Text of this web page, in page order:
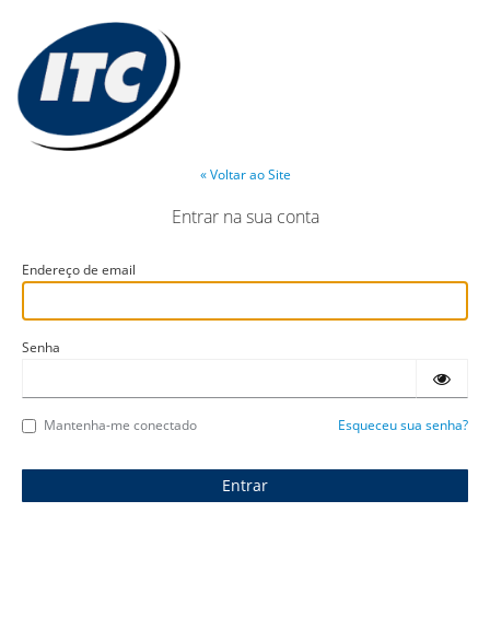
« Voltar ao Site
Entrar na sua conta
Endereço de email
Senha
Mantenha-me conectado Esqueceu sua senha?